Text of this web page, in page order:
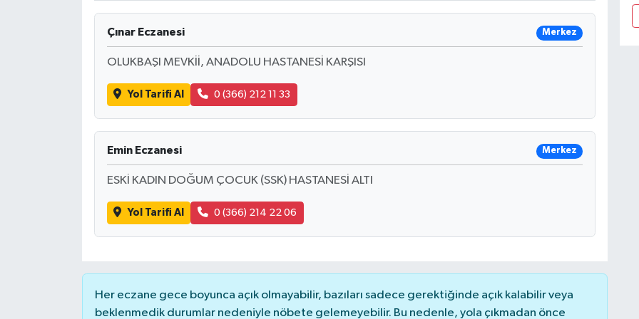
Çınar Eczanesi Merkez
OLUKBAŞI MEVKİİ, ANADOLU HASTANESİ KARŞISI
Yol Tarifi Al 0 (366) 212 11 33
Emin Eczanesi Merkez
ESKİ KADIN DOĞUM ÇOCUK (SSK) HASTANESİ ALTI
Yol Tarifi Al 0 (366) 214 22 06
Her eczane gece boyunca açık olmayabilir, bazıları sadece gerektiğinde açık kalabilir veya
beklenmedik durumlar nedeniyle nöbete gelemeyebilir. Bu nedenle, yola çıkmadan önce